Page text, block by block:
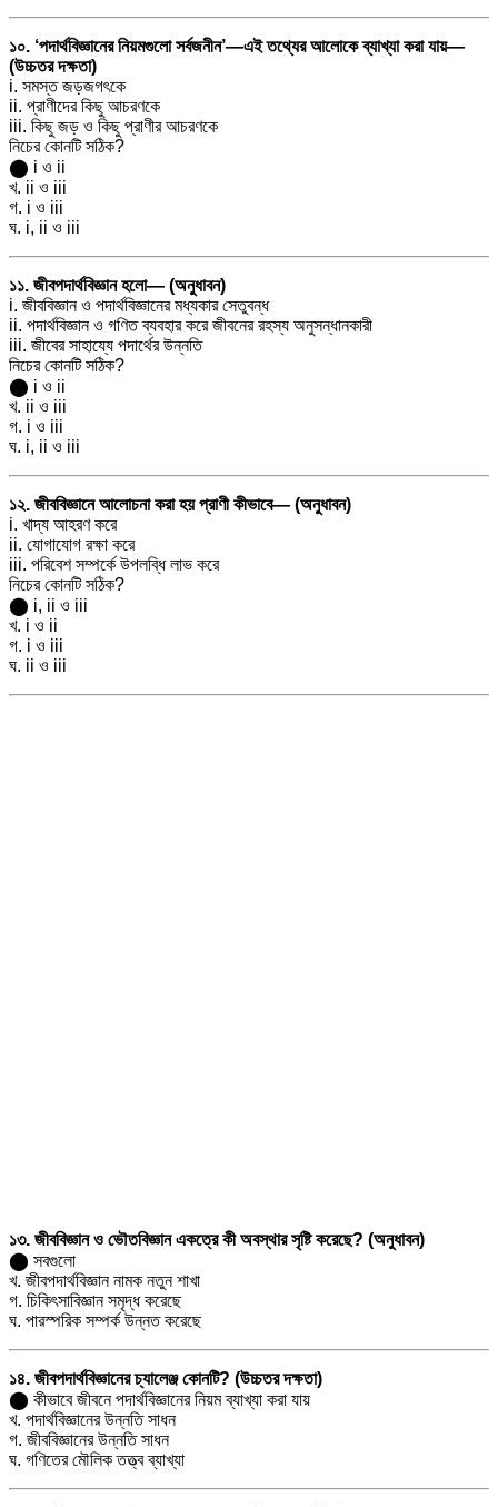
১০. ‘পদার্থবিজ্ঞানের নিয়মগুলো সর্বজনীন’—এই তথ্যের আলোকে ব্যাখ্যা করা যায়—
(উচ্চতর দক্ষতা)
i. সমস্ত জড়জগৎকে
ii. প্রাণীদের কিছু আচরণকে
iii. কিছু জড় ও কিছু প্রাণীর আচরণকে
নিচের কোনটি সঠিক?
⬤ i ও ii
খ. ii ও iii
গ. i ও iii
ঘ. i, ii ও iii
১১. জীবপদার্থবিজ্ঞান হলো— (অনুধাবন)
i. জীববিজ্ঞান ও পদার্থবিজ্ঞানের মধ্যকার সেতুবন্ধ
ii. পদার্থবিজ্ঞান ও গণিত ব্যবহার করে জীবনের রহস্য অনুসন্ধানকারী
iii. জীবের সাহায্যে পদার্থের উন্নতি
নিচের কোনটি সঠিক?
⬤ i ও ii
খ. ii ও iii
গ. i ও iii
ঘ. i, ii ও iii
১২. জীববিজ্ঞানে আলোচনা করা হয় প্রাণী কীভাবে— (অনুধাবন)
i. খাদ্য আহরণ করে
ii. যোগাযোগ রক্ষা করে
iii. পরিবেশ সম্পর্কে উপলব্ধি লাভ করে
নিচের কোনটি সঠিক?
⬤ i, ii ও iii
খ. i ও ii
গ. i ও iii
ঘ. ii ও iii
১৩. জীববিজ্ঞান ও ভৌতবিজ্ঞান একত্রে কী অবস্থার সৃষ্টি করেছে? (অনুধাবন)
⬤ সবগুলো
খ. জীবপদার্থবিজ্ঞান নামক নতুন শাখা
গ. চিকিৎসাবিজ্ঞান সমৃদ্ধ করেছে
ঘ. পারস্পরিক সম্পর্ক উন্নত করেছে
১৪. জীবপদার্থবিজ্ঞানের চ্যালেঞ্জ কোনটি? (উচ্চতর দক্ষতা)
⬤ কীভাবে জীবনে পদার্থবিজ্ঞানের নিয়ম ব্যাখ্যা করা যায়
খ. পদার্থবিজ্ঞানের উন্নতি সাধন
গ. জীববিজ্ঞানের উন্নতি সাধন
ঘ. গণিতের মৌলিক তত্ত্ব ব্যাখ্যা